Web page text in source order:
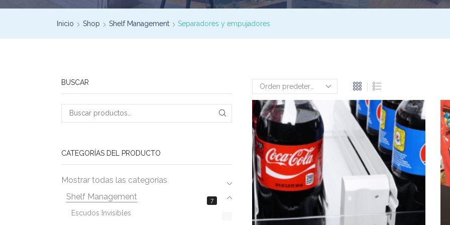
Inicio Shop Shelf Management Separadores y empujadores
BUSCAR
CATEGORÍAS DEL PRODUCTO
Mostrar todas las categorías
Shelf Management
7
Escudos Invisibles